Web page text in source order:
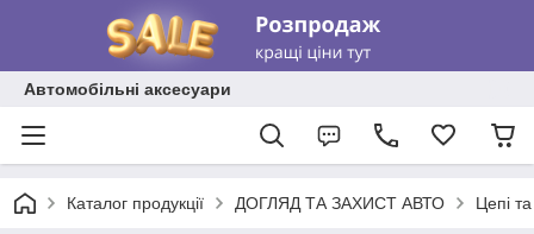
Автомобільні аксесуари
Каталог продукції ДОГЛЯД ТА ЗАХИСТ АВТО Цепі